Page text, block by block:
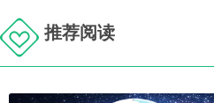
推荐阅读